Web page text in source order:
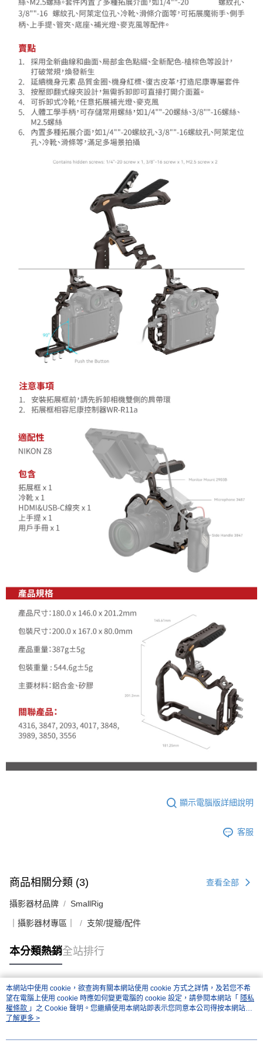
https://aftee.tw/terms/#terms3
３．未成年的使用者請事先徵得法定代理人或監護人之同意方可使用
「AFTEE先享後付」，若未經同意申辦者引起之損失，本公司不負相關責
４．使用「AFTEE先享後付」時，將依據個別帳號之用戶狀況，依本公司即
時審查核予不同之上限額度；若仍有額度不足之情形，本公司將視審查結果
請求用戶進行身份認證。
５．嚴禁一人註冊多個帳號或使用他人資訊註冊。若發現惡意使用之情形，
恩沛科技股份有限公司將有權停止該用戶之使用額度並採取法律行動。
顯示電腦版詳細說明
客服
商品相關分類 (3) 查看全部
攝影器材品牌 SmallRig
｜攝影器材專區｜ 支架/提籠/配件
本分類熱銷全站排行
熱門標籤
本網站中使用 cookie，欲查詢有關本網站使用 cookie 方式之詳情，及若您不希
望在電腦上使用 cookie 時應如何變更電腦的 cookie 設定，請參閱本網站「 隱私
權條款 」之 Cookie 聲明。您繼續使用本網站即表示您同意本公司得按本網站使
用條款之 Cookie 聲明使用 cookie。
了解更多 >